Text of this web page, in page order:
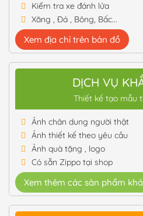
Kiểm tra xe đánh lửa
Xăng , Đá , Bông, Bấc...
Xem địa chỉ trên bản đồ
DỊCH VỤ
Thiết kế tạo mẫu
Ảnh chân dung người thật
Ảnh thiết kế theo yêu cầu
Ảnh quà tặng , logo
Có sẵn Zippo tại shop
Xem thêm các sản phẩm